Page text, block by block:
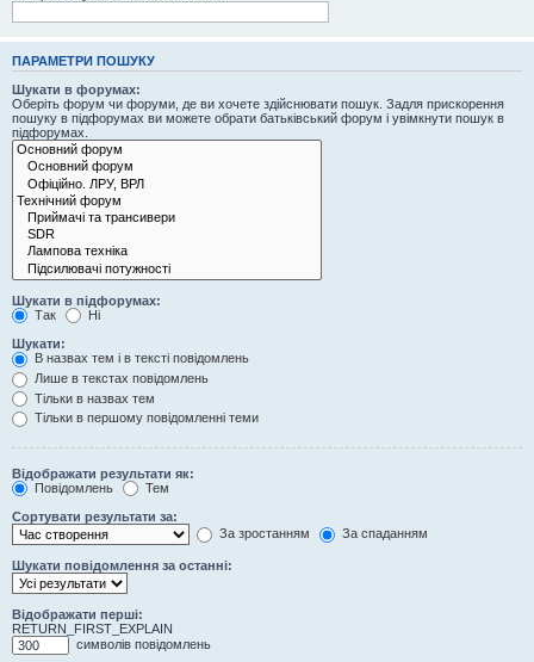
ПАРАМЕТРИ ПОШУКУ
Шукати в форумах:
Оберіть форум чи форуми, де ви хочете здійснювати пошук. Задля прискорення
пошуку в підфорумах ви можете обрати батьківський форум і увімкнути пошук в
підфорумах.
Шукати в підфорумах:
Так
Ні
Шукати:
В назвах тем і в тексті повідомлень
Лише в текстах повідомлень
Тільки в назвах тем
Тільки в першому повідомленні теми
Відображати результати як:
Повідомлень
Тем
Сортувати результати за:
За зростанням
За спаданням
Шукати повідомлення за останні:
Відображати перші:
RETURN_FIRST_EXPLAIN
символів повідомлень